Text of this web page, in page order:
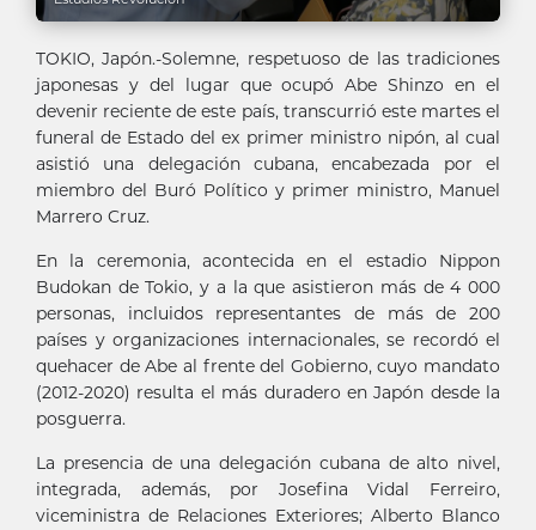
TOKIO, Japón.-Solemne, respetuoso de las tradiciones
japonesas y del lugar que ocupó Abe Shinzo en el
devenir reciente de este país, transcurrió este martes el
funeral de Estado del ex primer ministro nipón, al cual
asistió una delegación cubana, encabezada por el
miembro del Buró Político y primer ministro, Manuel
Marrero Cruz.
En la ceremonia, acontecida en el estadio Nippon
Budokan de Tokio, y a la que asistieron más de 4 000
personas, incluidos representantes de más de 200
países y organizaciones internacionales, se recordó el
quehacer de Abe al frente del Gobierno, cuyo mandato
(2012-2020) resulta el más duradero en Japón desde la
posguerra.
La presencia de una delegación cubana de alto nivel,
integrada, además, por Josefina Vidal Ferreiro,
viceministra de Relaciones Exteriores; Alberto Blanco